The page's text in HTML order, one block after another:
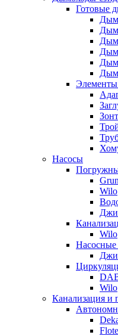
Готовые
Насосы
Wilo
Wilo
Насосные
Wilo
Канализация и